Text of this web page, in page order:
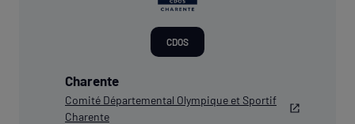
Charente
Comité Départemental Olympique et Sportif
Charente
CDOS